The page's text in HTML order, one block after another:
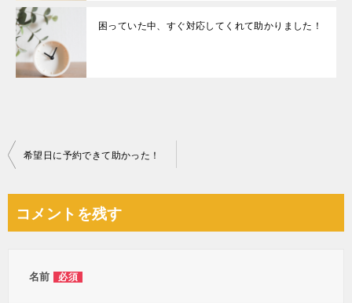
困っていた中、すぐ対応してくれて助かりました！
投
ビ
希望日に予約できて助かった！
コメントを残す
名前 必須